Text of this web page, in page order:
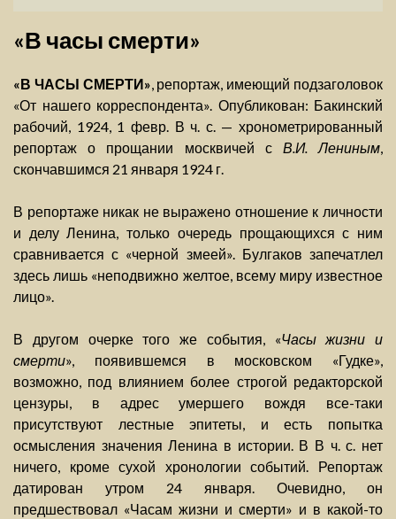
«В часы смерти»
«В ЧАСЫ СМЕРТИ», репортаж, имеющий подзаголовок
«От нашего корреспондента». Опубликован: Бакинский
рабочий, 1924, 1 февр. В ч. с. — хронометрированный
репортаж о прощании москвичей с В.И. Лениным,
скончавшимся 21 января 1924 г.
В репортаже никак не выражено отношение к личности
и делу Ленина, только очередь прощающихся с ним
сравнивается с «черной змеей». Булгаков запечатлел
здесь лишь «неподвижно желтое, всему миру известное
лицо».
В другом очерке того же события, «Часы жизни и
смерти», появившемся в московском «Гудке»,
возможно, под влиянием более строгой редакторской
цензуры, в адрес умершего вождя все-таки
присутствуют лестные эпитеты, и есть попытка
осмысления значения Ленина в истории. В В ч. с. нет
ничего, кроме сухой хронологии событий. Репортаж
датирован утром 24 января. Очевидно, он
предшествовал «Часам жизни и смерти» и в какой-то